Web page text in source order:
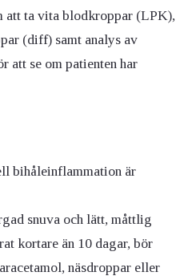
att ta vita blodkroppar (LPK),
(diff) samt analys av
se om patienten har
bihåleinflammation är
snuva och lätt, måttlig
kortare än 10 dagar, bör
näsdroppar eller